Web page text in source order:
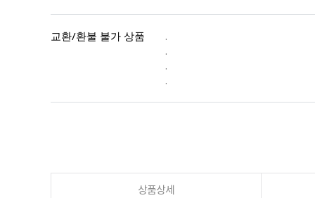
교환/환불 불가 상품
.
.
.
.
상품상세